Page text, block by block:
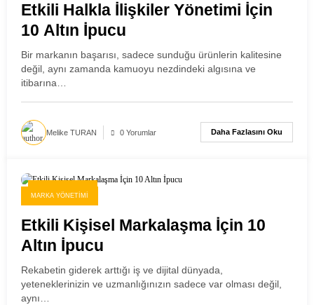
Etkili Halkla İlişkiler Yönetimi İçin
10 Altın İpucu
Bir markanın başarısı, sadece sunduğu ürünlerin kalitesine
değil, aynı zamanda kamuoyu nezdindeki algısına ve
itibarına…
Melike TURAN 0 Yorumlar Daha Fazlasını Oku
21 Kasım 2025
MARKA YÖNETIMI
Etkili Kişisel Markalaşma İçin 10
Altın İpucu
Rekabetin giderek arttığı iş ve dijital dünyada,
yeteneklerinizin ve uzmanlığınızın sadece var olması değil,
aynı…